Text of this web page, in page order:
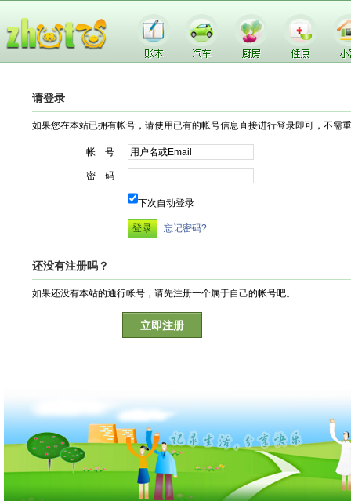
请登录
如果您在本站已拥有帐号，请使用已有的帐号信息直接进行登录即可，不需
帐 号
密 码
下次自动登录
忘记密码?
还没有注册吗？
如果还没有本站的通行帐号，请先注册一个属于自己的帐号吧。
立即注册